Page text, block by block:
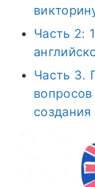
Часть 2:
Часть 3.